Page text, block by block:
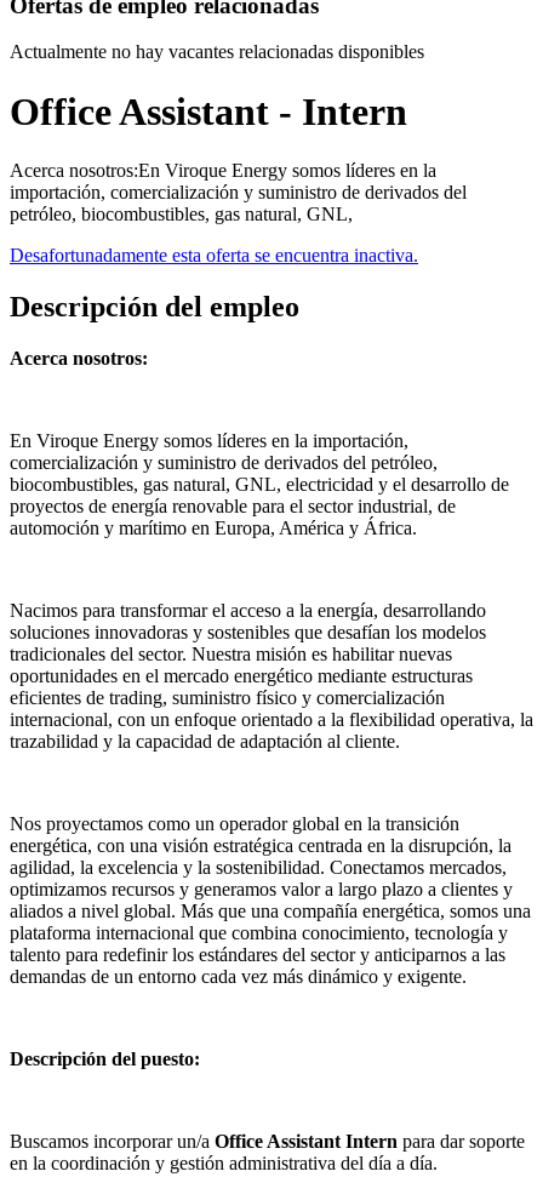
Actualmente no hay vacantes relacionadas disponibles
Office Assistant - Intern
Acerca nosotros:En Viroque Energy somos líderes en la
importación, comercialización y suministro de derivados del
petróleo, biocombustibles, gas natural, GNL,
Desafortunadamente esta oferta se encuentra inactiva.
Descripción del empleo
Acerca nosotros:
En Viroque Energy somos líderes en la importación,
comercialización y suministro de derivados del petróleo,
biocombustibles, gas natural, GNL, electricidad y el desarrollo de
proyectos de energía renovable para el sector industrial, de
automoción y marítimo en Europa, América y África.
Nacimos para transformar el acceso a la energía, desarrollando
soluciones innovadoras y sostenibles que desafían los modelos
tradicionales del sector. Nuestra misión es habilitar nuevas
oportunidades en el mercado energético mediante estructuras
eficientes de trading, suministro físico y comercialización
internacional, con un enfoque orientado a la flexibilidad operativa, la
trazabilidad y la capacidad de adaptación al cliente.
Nos proyectamos como un operador global en la transición
energética, con una visión estratégica centrada en la disrupción, la
agilidad, la excelencia y la sostenibilidad. Conectamos mercados,
optimizamos recursos y generamos valor a largo plazo a clientes y
aliados a nivel global. Más que una compañía energética, somos una
plataforma internacional que combina conocimiento, tecnología y
talento para redefinir los estándares del sector y anticiparnos a las
demandas de un entorno cada vez más dinámico y exigente.
Descripción del puesto:
Buscamos incorporar un/a Office Assistant Intern para dar soporte
en la coordinación y gestión administrativa del día a día.